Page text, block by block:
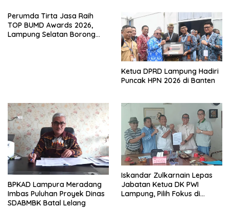
Perumda Tirta Jasa Raih
TOP BUMD Awards 2026,
Lampung Selatan Borong
Ketua DPRD Lampung Hadiri
Puncak HPN 2026 di Banten
BPKAD Lampura Meradang
Imbas Puluhan Proyek Dinas
SDABMBK Batal Lelang
Iskandar Zulkarnain Lepas
Jabatan Ketua DK PWI
Lampung, Pilih Fokus di